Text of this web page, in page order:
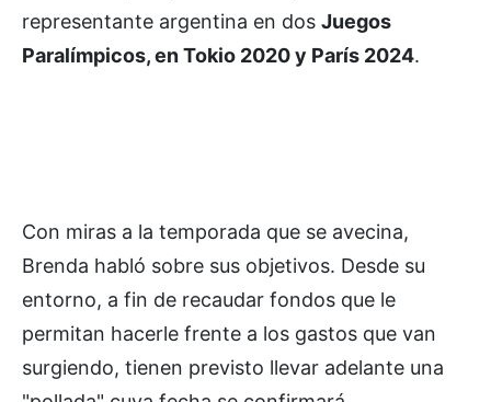
representante argentina en dos Juegos
Paralímpicos, en Tokio 2020 y París 2024.
Con miras a la temporada que se avecina,
Brenda habló sobre sus objetivos. Desde su
entorno, a fin de recaudar fondos que le
permitan hacerle frente a los gastos que van
surgiendo, tienen previsto llevar adelante una